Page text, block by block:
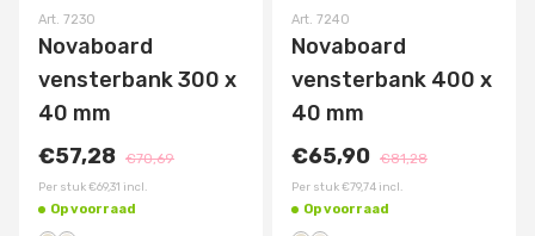
Art. 7230
Novaboard
vensterbank 300 x
40 mm
€57,28 €70,69
Per stuk€69,31 incl.
Op voorraad
Art. 7240
Novaboard
vensterbank 400 x
40 mm
€65,90 €81,28
Per stuk€79,74 incl.
Op voorraad